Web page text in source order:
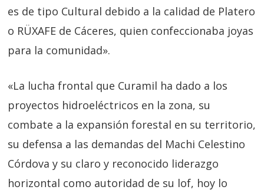
es de tipo Cultural debido a la calidad de Platero
o RÜXAFE de Cáceres, quien confeccionaba joyas
para la comunidad».
«La lucha frontal que Curamil ha dado a los
proyectos hidroeléctricos en la zona, su
combate a la expansión forestal en su territorio,
su defensa a las demandas del Machi Celestino
Córdova y su claro y reconocido liderazgo
horizontal como autoridad de su lof, hoy lo